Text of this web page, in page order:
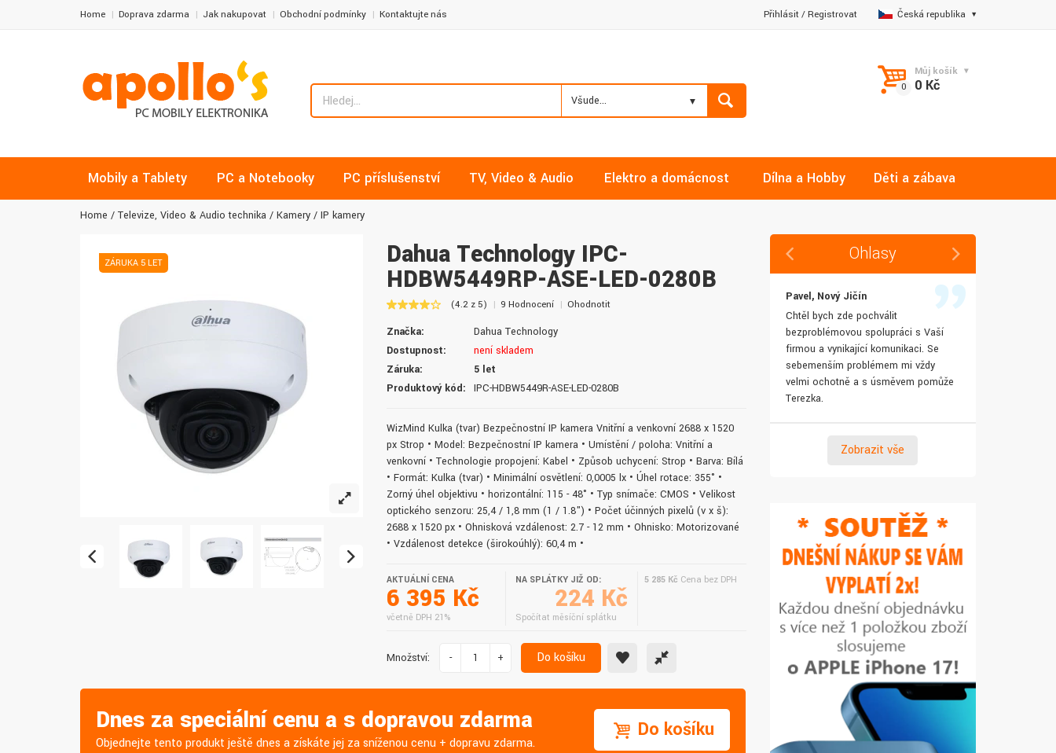
Home Doprava zdarma Jak nakupovat Obchodní podmínky Kontaktujte nás Česká republika
Přihlásit/Registrovat
Všude...
Můj košík
0 Kč
Mobily a Tablety PC a Notebooky PC příslušenství TV, Video & Audio Elektro a domácnost Dílna a Hobby Děti a zábava
Home Televize, Video & Audio technika Kamery IP kamery
ZÁRUKA 5 LET Dahua Technology IPC-
HDBW5449RP-ASE-LED-0280B
(4.2 z 5) 9 Hodnocení Ohodnotit
Značka:
Dahua Technology
Dostupnost:
není skladem
Záruka:
5 let
Produktový kód:
IPC-HDBW5449R-ASE-LED-0280B
WizMind Kulka (tvar) Bezpečnostní IP kamera Vnitřní a venkovní 2688 x 1520
px Strop • Model: Bezpečnostní IP kamera • Umístění / poloha: Vnitřní a
venkovní • Technologie propojení: Kabel • Způsob uchycení: Strop • Barva: Bílá
• Formát: Kulka (tvar) • Minimální osvětlení: 0,0005 lx • Úhel rotace: 355° •
Zorný úhel objektivu • horizontální: 115 - 48° • Typ snímače: CMOS • Velikost
optického senzoru: 25,4 / 1,8 mm (1 / 1.8") • Počet účinných pixelů (v x š):
2688 x 1520 px • Ohnisková vzdálenost: 2.7 - 12 mm • Ohnisko: Motorizované
• Vzdálenost detekce (širokoúhlý): 60,4 m •
AKTUÁLNÍ CENA
6 395 Kč
včetně DPH 21%
NA SPLÁTKY JIŽ OD:
224 Kč
Spočítat měsíční splátku
5 285 Kč Cena bez DPH
Množství: - + Do košíku
Dnes za speciální cenu a s dopravou zdarma
Objednejte tento produkt ještě dnes a získáte jej za sníženou cenu + dopravu zdarma.
Do košíku
Ohlasy
Milan, Mělník
vždy v pořádku. Vše skladem a za
normální ceny. Třešničkou na dortu je
doručení do druhého dne.
Pavel, Nový Jičín
Chtěl bych zde pochválit
bezproblémovou spolupráci s Vaší
firmou a vynikající komunikaci. Se
sebemenším problémem mi vždy
velmi ochotně a s úsměvem pomůže
Terezka.
Zobrazit vše